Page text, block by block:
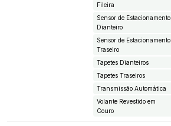
Fileira
Sensor de Estacionamento
Dianteiro
Sensor de Estacionamento
Traseiro
Tapetes Dianteiros
Tapetes Traseiros
Transmissão Automática
Volante Revestido em
Couro